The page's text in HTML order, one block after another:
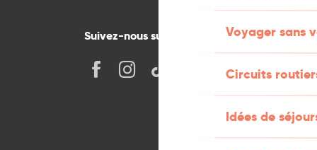
Voyager sans
Circuits
Idées de
Suivez-nous sur les réseaux !